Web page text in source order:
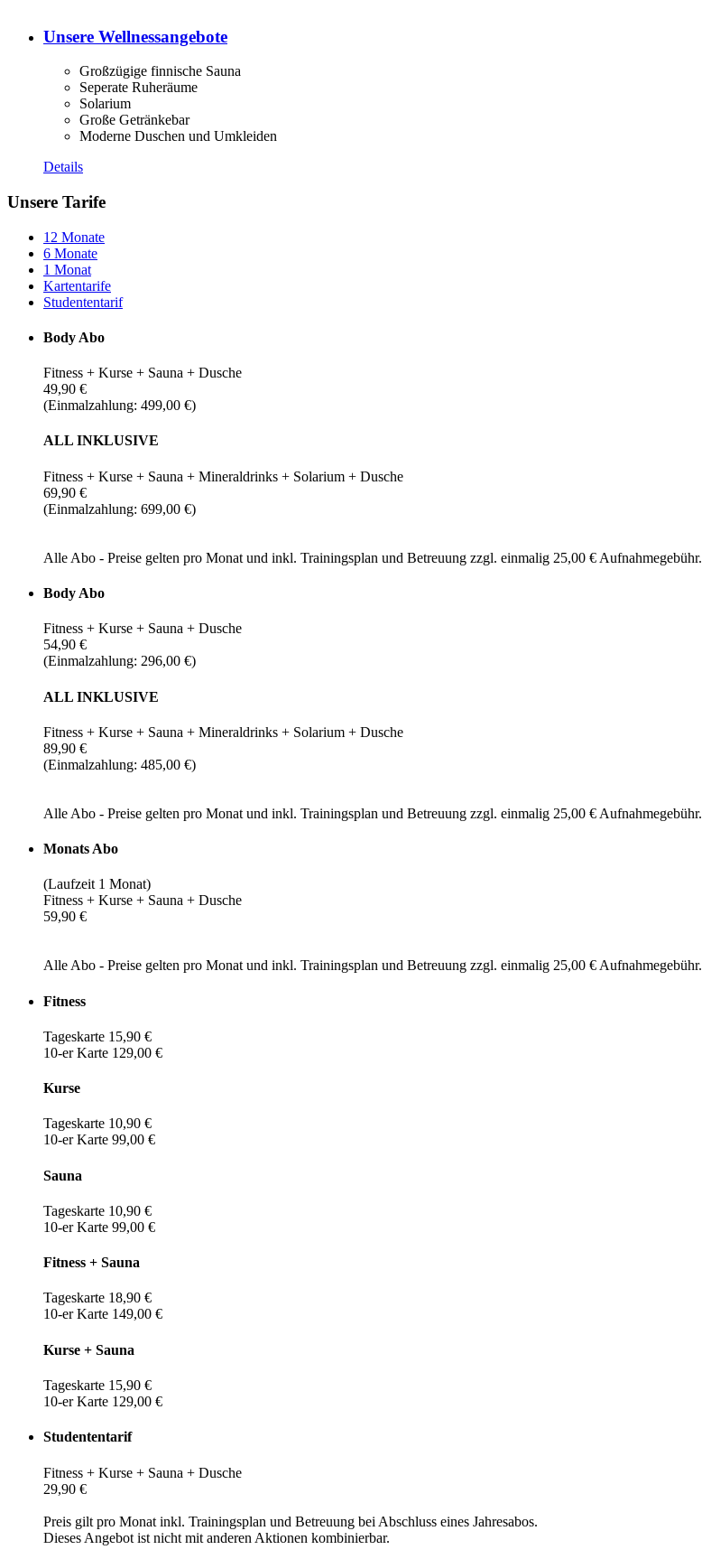
Unsere Wellnessangebote
Großzügige finnische Sauna
Seperate Ruheräume
Solarium
Große Getränkebar
Moderne Duschen und Umkleiden
Details
Unsere Tarife
12 Monate
6 Monate
1 Monat
Kartentarife
Studententarif
Body Abo
Fitness + Kurse + Sauna + Dusche
49,90 €
(Einmalzahlung: 499,00 €)
ALL INKLUSIVE
Fitness + Kurse + Sauna + Mineraldrinks + Solarium + Dusche
69,90 €
(Einmalzahlung: 699,00 €)
Alle Abo - Preise gelten pro Monat und inkl. Trainingsplan und Betreuung zzgl. einmalig 25,00 € Aufnahmegebühr.
Body Abo
Fitness + Kurse + Sauna + Dusche
54,90 €
(Einmalzahlung: 296,00 €)
ALL INKLUSIVE
Fitness + Kurse + Sauna + Mineraldrinks + Solarium + Dusche
89,90 €
(Einmalzahlung: 485,00 €)
Alle Abo - Preise gelten pro Monat und inkl. Trainingsplan und Betreuung zzgl. einmalig 25,00 € Aufnahmegebühr.
Monats Abo
(Laufzeit 1 Monat)
Fitness + Kurse + Sauna + Dusche
59,90 €
Alle Abo - Preise gelten pro Monat und inkl. Trainingsplan und Betreuung zzgl. einmalig 25,00 € Aufnahmegebühr.
Fitness
Tageskarte 15,90 €
10-er Karte 129,00 €
Kurse
Tageskarte 10,90 €
10-er Karte 99,00 €
Sauna
Tageskarte 10,90 €
10-er Karte 99,00 €
Fitness + Sauna
Tageskarte 18,90 €
10-er Karte 149,00 €
Kurse + Sauna
Tageskarte 15,90 €
10-er Karte 129,00 €
Studententarif
Fitness + Kurse + Sauna + Dusche
29,90 €
Preis gilt pro Monat inkl. Trainingsplan und Betreuung bei Abschluss eines Jahresabos.
Dieses Angebot ist nicht mit anderen Aktionen kombinierbar.